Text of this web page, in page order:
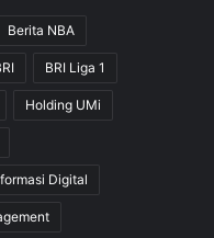
Berita NBA
BRI Liga 1
Holding UMi
Digital